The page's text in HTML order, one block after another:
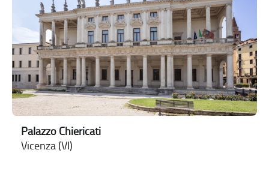
Palazzo Chiericati
Vicenza (VI)